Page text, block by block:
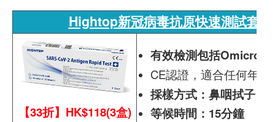
Hightop新冠病毒抗原快速測試套
【33折】HK$118(3盒)
有效檢測包括Omicron
CE認證，適合任何年
採樣方式：鼻咽拭子
等候時間：15分鐘